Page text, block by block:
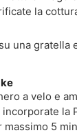
la
una gratella
a velo e
la
5